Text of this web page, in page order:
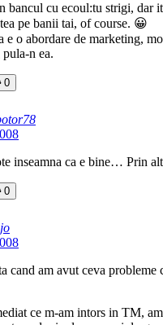
bancul cu ecoul:tu strigi,
pe banii tai, of course. 😀
e o abordare de marketing,
n ea.
0
inseamna ca e bine… Prin
0
cand am avut ceva probleme
ce m-am intors in TM,